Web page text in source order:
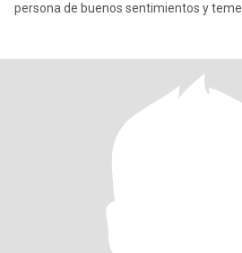
persona de buenos sentimientos y